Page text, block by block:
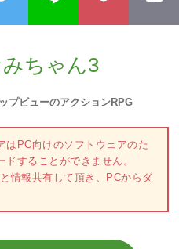
ちゃん3
プビューのアクションRPG
はPC向けのソフトウェアのた
することができません。
情報共有して頂き、PCからダ